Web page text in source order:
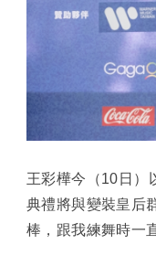
王彩樺今（10日）
典禮將與變裝皇后
棒，跟我練舞時一